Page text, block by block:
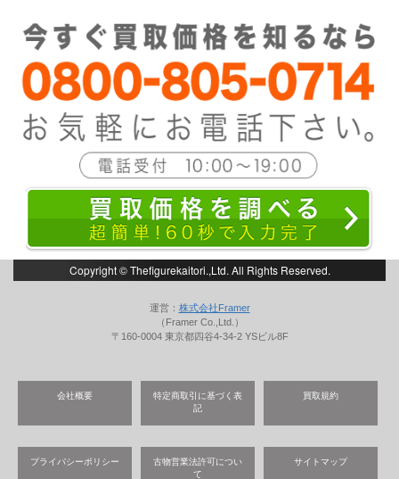
Copyright © Thefigurekaitori.,Ltd. All Rights Reserved.
運営： 株式会社Framer
（Framer Co.,Ltd.）
〒160-0004 東京都四谷4-34-2 YSビル8F
会社概要
特定商取引に基づく表
記
買取規約
プライバシーポリシー
古物営業法許可につい
て
サイトマップ